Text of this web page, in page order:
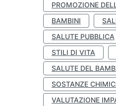
PROMOZIONE
BAMBINI
SALUTE PUBBLICA
STILI DI VITA
SALUTE DEL
SOSTANZE
VALUTAZIONE